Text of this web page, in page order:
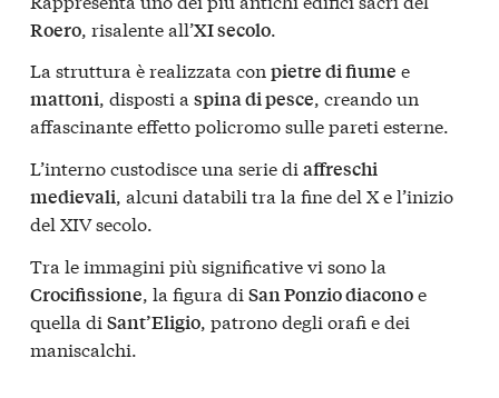
Roero, risalente all’XI secolo.
La struttura è realizzata con pietre di fiume e
mattoni, disposti a spina di pesce, creando un
affascinante effetto policromo sulle pareti esterne.
L’interno custodisce una serie di affreschi
medievali, alcuni databili tra la fine del X e l’inizio
del XIV secolo.
Tra le immagini più significative vi sono la
Crocifissione , la figura di San Ponzio diaconoe
quella di Sant’Eligio , patrono degli orafi e dei
maniscalchi.